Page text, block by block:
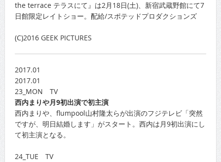
the terrace テラスにて』は2月18日(土)、新宿武蔵野館にて7
日館限定レイトショー。配給/スポテッドプロダクションズ
(C)2016 GEEK PICTURES
2017.01
2017.01
23_MON TV
西内まりや月9初出演で初主演
西内まりや、flumpool山村隆太らが出演のフジテレビ「突然
ですが、明日結婚します」がスタート。西内は月9初出演にし
て初主演となる。
24_TUE TV